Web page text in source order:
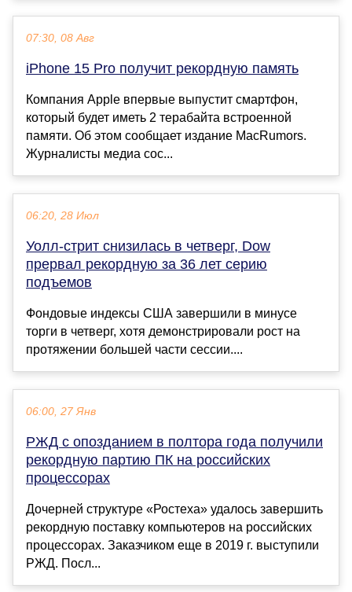
07:30, 08 Авг
iPhone 15 Pro получит рекордную память
Компания Apple впервые выпустит смартфон,
который будет иметь 2 терабайта встроенной
памяти. Об этом сообщает издание MacRumors.
Журналисты медиа сос...
06:20, 28 Июл
Уолл-стрит снизилась в четверг, Dow
прервал рекордную за 36 лет серию
подъемов
Фондовые индексы США завершили в минусе
торги в четверг, хотя демонстрировали рост на
протяжении большей части сессии....
06:00, 27 Янв
РЖД с опозданием в полтора года получили
рекордную партию ПК на российских
процессорах
Дочерней структуре «Ростеха» удалось завершить
рекордную поставку компьютеров на российских
процессорах. Заказчиком еще в 2019 г. выступили
РЖД. Посл...